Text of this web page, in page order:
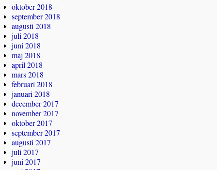
oktober 2018
september 2018
augusti 2018
juli 2018
juni 2018
maj 2018
april 2018
mars 2018
februari 2018
januari 2018
december 2017
november 2017
oktober 2017
september 2017
augusti 2017
juli 2017
juni 2017